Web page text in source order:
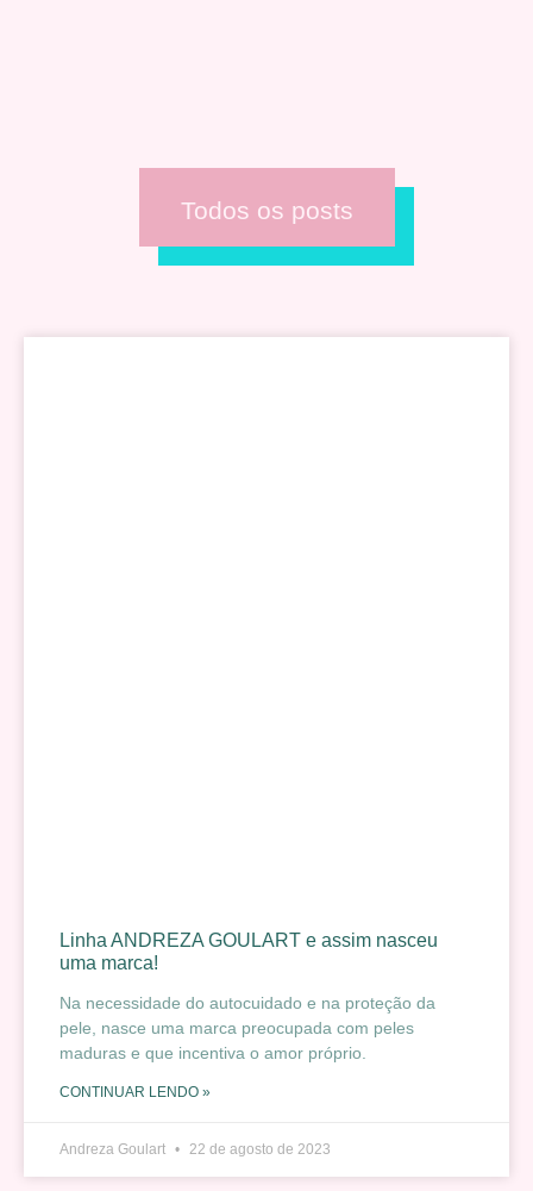
Todos os posts
Linha ANDREZA GOULART e assim nasceu
uma marca!
Na necessidade do autocuidado e na proteção da
pele, nasce uma marca preocupada com peles
maduras e que incentiva o amor próprio.
CONTINUAR LENDO »
Andreza Goulart 22 de agosto de 2023